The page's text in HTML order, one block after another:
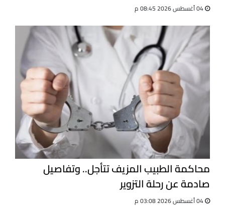
محاكمة الطبيب المزيف تتأجل.. وتفاصيل
صادمة عن رحلة التزوير